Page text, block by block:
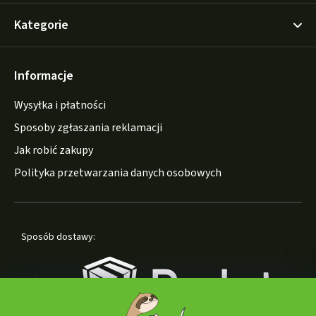
Kategorie
Informacje
Wysyłka i płatności
Sposoby zgłaszania reklamacji
Jak robić zakupy
Polityka przetwarzania danych osobowych
Sposób dostawy: